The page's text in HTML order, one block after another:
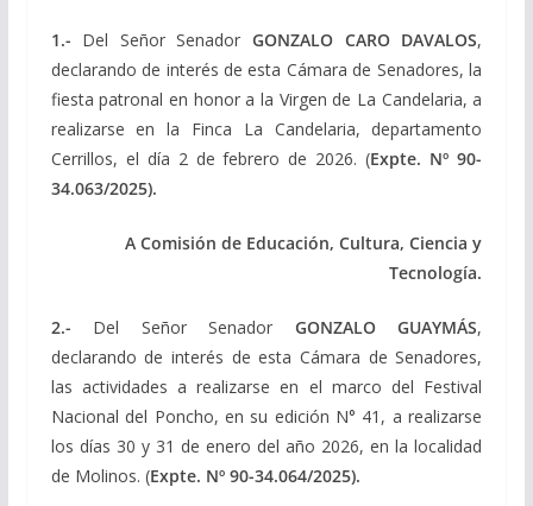
1.- Del Señor SenadorGONZALO CARO DAVALOS,
declarando de interés de esta Cámara de Senadores, la
fiesta patronal en honor a la Virgen de La Candelaria, a
realizarse en la Finca La Candelaria, departamento
Cerrillos, el día 2 de febrero de 2026. (Expte. Nº 90-
34.063/2025).
A Comisión de Educación, Cultura, Ciencia y
Tecnología.
2.- Del Señor Senador GONZALO GUAYMÁS,
declarando de interés de esta Cámara de Senadores,
las actividades a realizarse en el marco del Festival
Nacional del Poncho, en su edición N° 41, a realizarse
los días 30 y 31 de enero del año 2026, en la localidad
de Molinos. (Expte. Nº 90-34.064/2025).